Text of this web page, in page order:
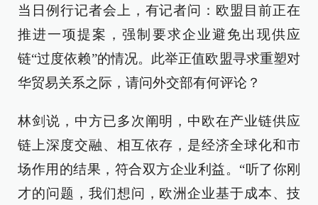
当日例行记者会上，有记者问：欧盟目前正在
推进一项提案，强制要求企业避免出现供应
链“过度依赖”的情况。此举正值欧盟寻求重塑对
华贸易关系之际，请问外交部有何评论？
林剑说，中方已多次阐明，中欧在产业链供应
链上深度交融、相互依存，是经济全球化和市
场作用的结果，符合双方企业利益。“听了你刚
才的问题，我们想问，欧洲企业基于成本、技